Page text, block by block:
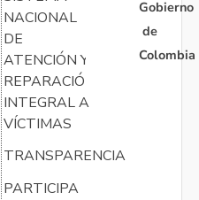
NACIONAL
DE
ATENCIÓN Y
REPARACIÓN
INTEGRAL A
VÍCTIMAS
TRANSPARENCIA
PARTICIPA
Gobierno
de
Colombia